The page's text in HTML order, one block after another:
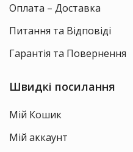
Оплата – Доставка
Питання та Відповіді
Гарантія та Повернення
Швидкі посилання
Мій Кошик
Мій аккаунт